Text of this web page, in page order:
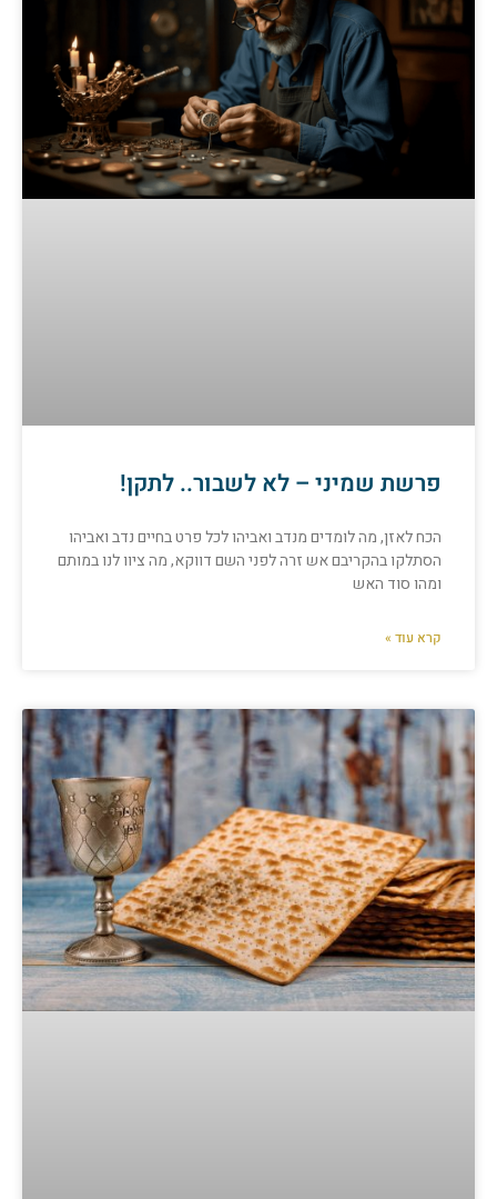
פרשת שמיני – לא לשבור.. לתקן!
הכח לאזן, מה לומדים מנדב ואביהו לכל פרט בחיים נדב ואביהו
הסתלקו בהקריבם אש זרה לפני השם דווקא, מה ציוו לנו במותם
ומהו סוד האש
קרא עוד »